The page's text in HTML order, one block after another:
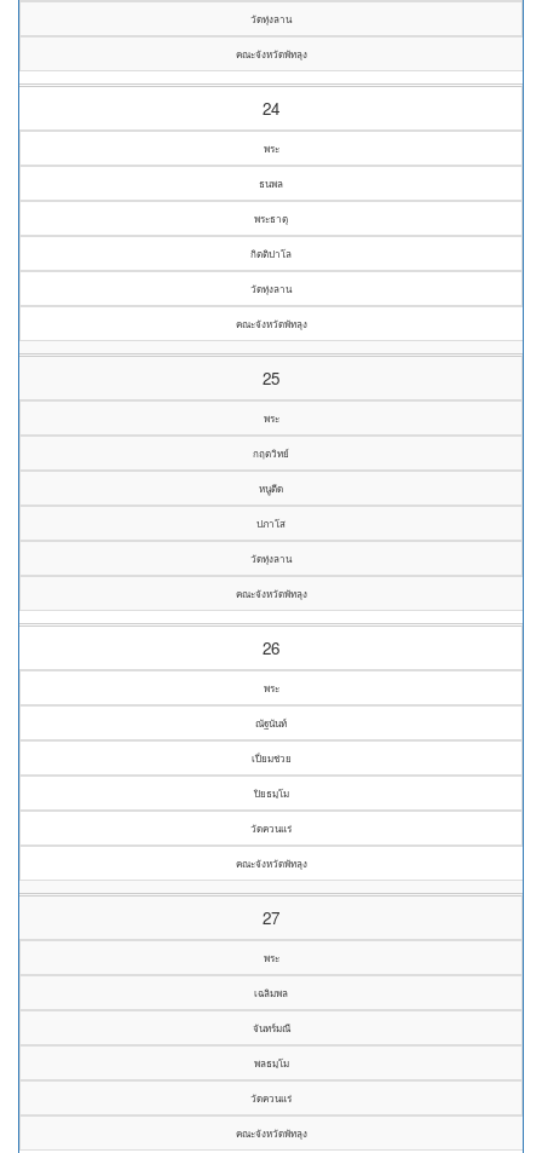
วัดทุ่งลาน
คณะจังหวัดพัทลุง
24
พระ
ธนพล
พระธาตุ
กิตติปาโล
วัดทุ่งลาน
คณะจังหวัดพัทลุง
25
พระ
กฤตวิทย์
หนูตีด
ปภาโส
วัดทุ่งลาน
คณะจังหวัดพัทลุง
26
พระ
ณัฐนันท์
เปี่ยมช่วย
ปิยธมฺโม
วัดควนแร่
คณะจังหวัดพัทลุง
27
พระ
เฉลิมพล
จันทร์มณี
พลธมฺโม
วัดควนแร่
คณะจังหวัดพัทลุง